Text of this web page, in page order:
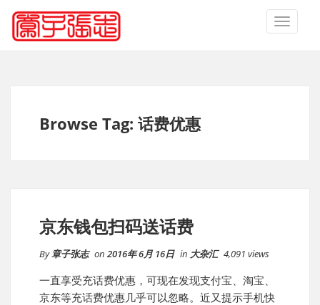
TOGGLE
Browse Tag: 话费优惠
京东钱包扫码送话费
By章子张志 on 2016年 6月 16日 in 大杂汇 4,091 views
一直享受充话费优惠，可现在发现支付宝、淘宝、
京东等充话费优惠几乎可以忽略。近又提示手机快